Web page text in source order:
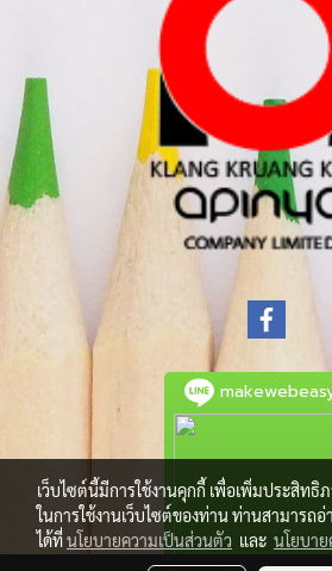
เว็บไซต์นี้มีการใช้งานคุกกี้ เพื่อเพิ่มประสิท
ในการใช้งานเว็บไซต์ของท่าน ท่านสามารถอ่
ได้ที่นโยบายความเป็นส่วนตัว และ นโยบา